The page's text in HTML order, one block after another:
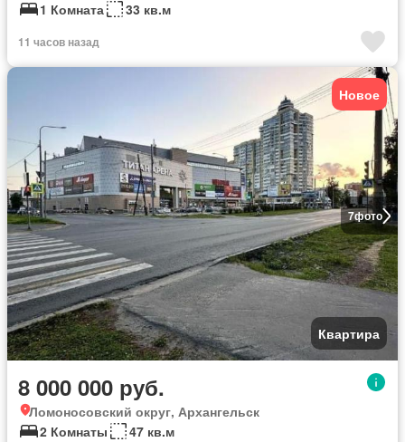
1 Комната
33 кв.м
11 часов назад
7фото
Новое
Квартира
8 000 000 руб.
Ломоносовский округ, Архангельск
2 Комнаты
47 кв.м